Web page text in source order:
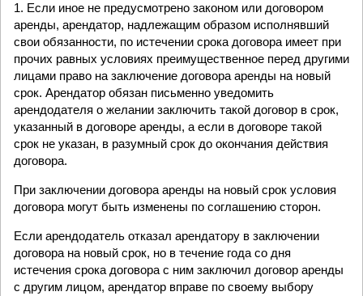
1. Если иное не предусмотрено законом или договором
аренды, арендатор, надлежащим образом исполнявший
свои обязанности, по истечении срока договора имеет при
прочих равных условиях преимущественное перед другими
лицами право на заключение договора аренды на новый
срок. Арендатор обязан письменно уведомить
арендодателя о желании заключить такой договор в срок,
указанный в договоре аренды, а если в договоре такой
срок не указан, в разумный срок до окончания действия
договора.
При заключении договора аренды на новый срок условия
договора могут быть изменены по соглашению сторон.
Если арендодатель отказал арендатору в заключении
договора на новый срок, но в течение года со дня
истечения срока договора с ним заключил договор аренды
с другим лицом, арендатор вправе по своему выбору